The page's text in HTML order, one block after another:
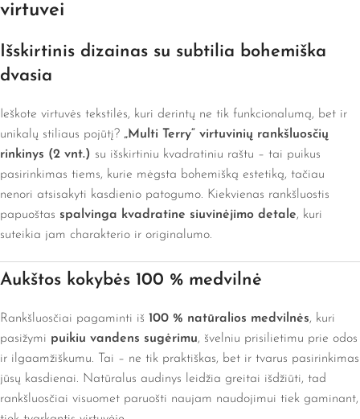
virtuvei
Išskirtinis dizainas su subtilia bohemiška
dvasia
Ieškote virtuvės tekstilės, kuri derintų ne tik funkcionalumą, bet ir
unikalų stiliaus pojūtį? „Multi Terry“ virtuvinių rankšluosčių
rinkinys (2 vnt.) su išskirtiniu kvadratiniu raštu – tai puikus
pasirinkimas tiems, kurie mėgsta bohemišką estetiką, tačiau
nenori atsisakyti kasdienio patogumo. Kiekvienas rankšluostis
papuoštas spalvinga kvadratine siuvinėjimo detale, kuri
suteikia jam charakterio ir originalumo.
Aukštos kokybės 100 % medvilnė
Rankšluosčiai pagaminti iš 100 % natūralios medvilnės, kuri
pasižymi puikiu vandens sugėrimu, švelniu prisilietimu prie odos
ir ilgaamžiškumu. Tai – ne tik praktiškas, bet ir tvarus pasirinkimas
jūsų kasdienai. Natūralus audinys leidžia greitai išdžiūti, tad
rankšluosčiai visuomet paruošti naujam naudojimui tiek gaminant,